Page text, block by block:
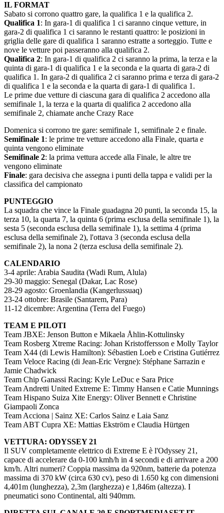
IL FORMAT
Sabato si corrono quattro gare, la qualifica 1 e la qualifica 2.
Qualifica 1: In gara-1 di qualifica 1 ci saranno cinque vetture, in
gara-2 di qualifica 1 ci saranno le restanti quattro: le posizioni in
griglia delle gare di qualifica 1 saranno estratte a sorteggio. Tutte e
nove le vetture poi passeranno alla qualifica 2.
Qualifica 2: In gara-1 di qualifica 2 ci saranno la prima, la terza e la
quinta di gara-1 di qualifica 1 e la seconda e la quarta di gara-2 di
qualifica 1. In gara-2 di qualifica 2 ci saranno prima e terza di gara-2
di qualifica 1 e la seconda e la quarta di gara-1 di qualifica 1.
Le prime due vetture di ciascuna gara di qualifica 2 accedono alla
semifinale 1, la terza e la quarta di qualifica 2 accedono alla
semifinale 2, chiamate anche Crazy Race
Domenica si corrono tre gare: semifinale 1, semifinale 2 e finale.
Semifinale 1: le prime tre vetture accedono alla Finale, quarta e
quinta vengono eliminate
Semifinale 2: la prima vettura accede alla Finale, le altre tre
vengono eliminate
Finale: gara decisiva che assegna i punti della tappa e validi per la
classifica del campionato
PUNTEGGIO
La squadra che vince la Finale guadagna 20 punti, la seconda 15, la
terza 10, la quarta 7, la quinta 6 (prima esclusa della semifinale 1), la
sesta 5 (seconda esclusa della semifinale 1), la settima 4 (prima
esclusa della semifinale 2), l'ottava 3 (seconda esclusa della
semifinale 2), la nona 2 (terza esclusa della semifinale 2).
CALENDARIO
3-4 aprile: Arabia Saudita (Wadi Rum, Alula)
29-30 maggio: Senegal (Dakar, Lac Rose)
28-29 agosto: Groenlandia (Kangerlussuaq)
23-24 ottobre: Brasile (Santarem, Para)
11-12 dicembre: Argentina (Terra del Fuego)
TEAM E PILOTI
Team JBXE: Jenson Button e Mikaela Åhlin-Kottulinsky
Team Rosberg Xtreme Racing: Johan Kristoffersson e Molly Taylor
Team X44 (di Lewis Hamilton): Sébastien Loeb e Cristina Gutiérrez
Team Veloce Racing (di Jean-Eric Vergne): Stéphane Sarrazin e
Jamie Chadwick
Team Chip Ganassi Racing: Kyle LeDuc e Sara Price
Team Andretti United Extreme E: Timmy Hansen e Catie Munnings
Team Hispano Suiza Xite Energy: Oliver Bennett e Christine
Giampaoli Zonca
Team Acciona | Sainz XE: Carlos Sainz e Laia Sanz
Team ABT Cupra XE: Mattias Ekström e Claudia Hürtgen
VETTURA: ODYSSEY 21
Il SUV completamente elettrico di Extreme E è l'Odyssey 21,
capace di accelerare da 0-100 kmh/h in 4 secondi e di arrivare a 200
km/h. Altri numeri? Coppia massima da 920nm, batterie da potenza
massima di 370 kW (circa 630 cv), peso di 1.650 kg con dimensioni
4,401m (lunghezza), 2,3m (larghezza) e 1,846m (altezza). I
pneumatici sono Continental, alti 940mm.